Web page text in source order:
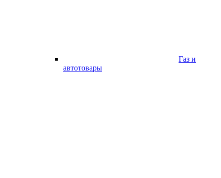
Газ и
автотовары